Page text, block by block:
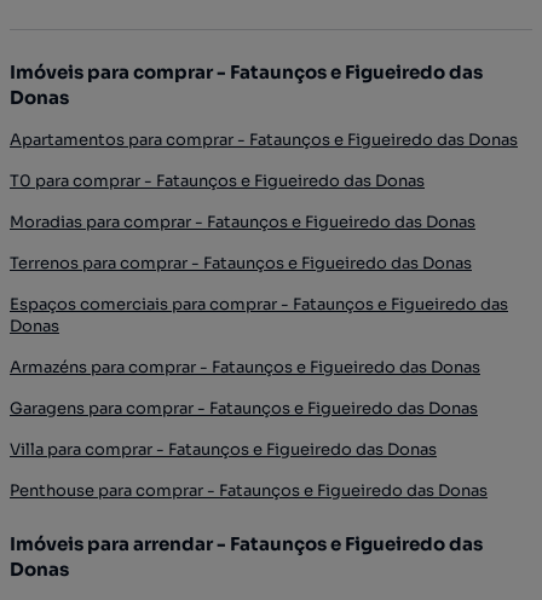
Imóveis para comprar - Fataunços e Figueiredo das
Donas
Apartamentos para comprar - Fataunços e Figueiredo das Donas
T0 para comprar - Fataunços e Figueiredo das Donas
Moradias para comprar - Fataunços e Figueiredo das Donas
Terrenos para comprar - Fataunços e Figueiredo das Donas
Espaços comerciais para comprar - Fataunços e Figueiredo das
Donas
Armazéns para comprar - Fataunços e Figueiredo das Donas
Garagens para comprar - Fataunços e Figueiredo das Donas
Villa para comprar - Fataunços e Figueiredo das Donas
Penthouse para comprar - Fataunços e Figueiredo das Donas
Imóveis para arrendar - Fataunços e Figueiredo das
Donas